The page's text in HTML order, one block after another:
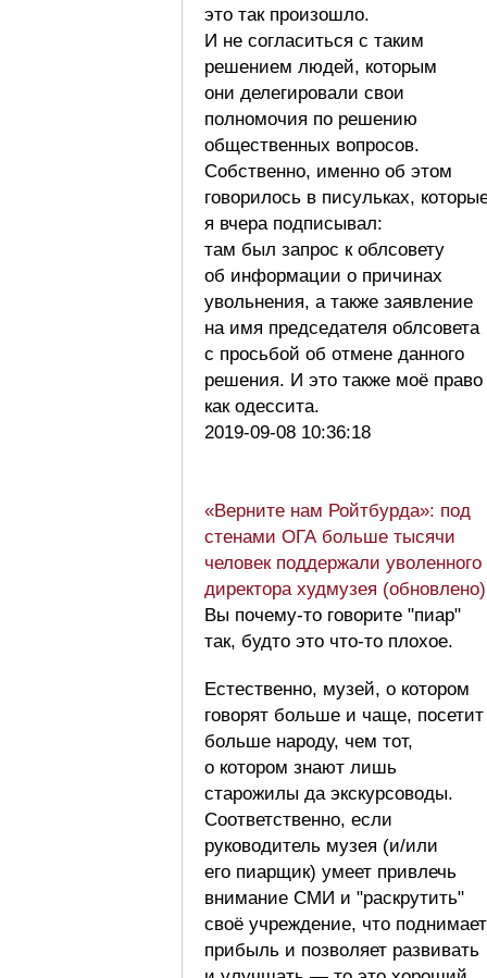
это так произошло.
И не согласиться с таким
решением людей, которым
они делегировали свои
полномочия по решению
общественных вопросов.
Собственно, именно об этом
говорилось в писульках,
я вчера подписывал:
там был запрос к облсовету
об информации о причинах
увольнения, а также заявление
на имя председателя облсовета
с просьбой об отмене данного
решения. И это также моё право
как одессита.
2019-09-08 10:36:18
«Верните нам Ройтбурда»: под
стенами ОГА больше тысячи
человек поддержали уволенного
директора худмузея (обновлено)
Вы почему-то говорите "пиар"
так, будто это что-то плохое.
Естественно, музей, о котором
говорят больше и чаще, посетит
больше народу, чем тот,
о котором знают лишь
старожилы да экскурсоводы.
Соответственно, если
руководитель музея (и/или
его пиарщик) умеет привлечь
внимание СМИ и "раскрутить"
своё учреждение, что поднимает
прибыль и позволяет развивать